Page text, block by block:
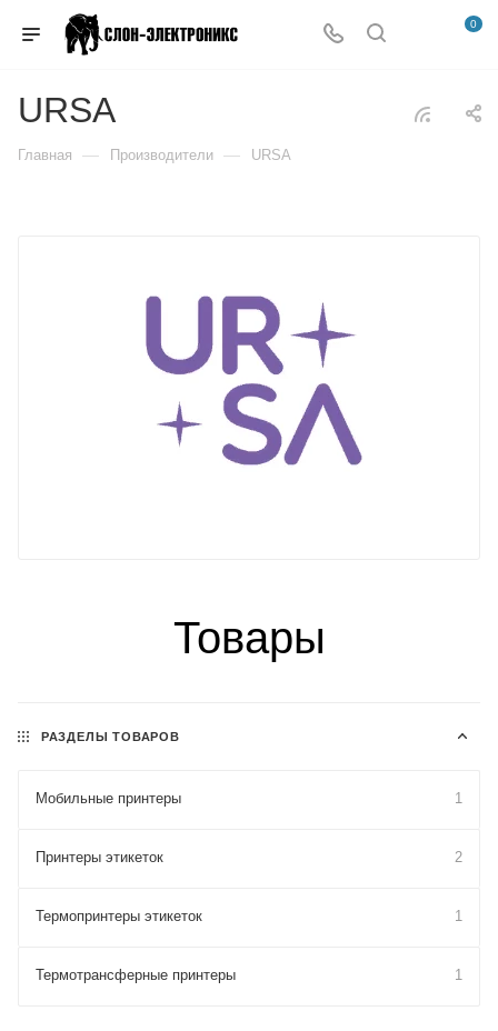
0
URSA
Главная — Производители — URSA
Товары
РАЗДЕЛЫ ТОВАРОВ
Мобильные принтеры 1
Принтеры этикеток 2
Термопринтеры этикеток 1
Термотрансферные принтеры 1